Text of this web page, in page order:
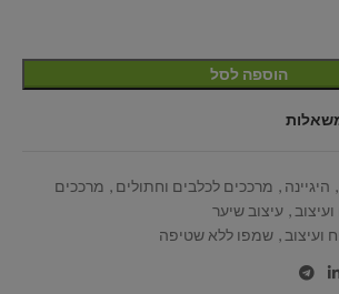
הוספה לסל
, היגיינה , מרככים לכלבים וחתולים , מרככים
, עיצוב שיער
ועיצוב , שמפו ללא שטיפה